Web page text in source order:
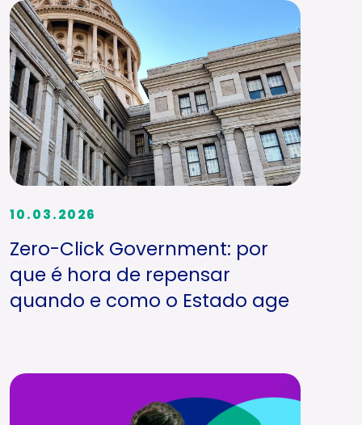
10.03.2026
Zero-Click Government: por
que é hora de repensar
quando e como o Estado age